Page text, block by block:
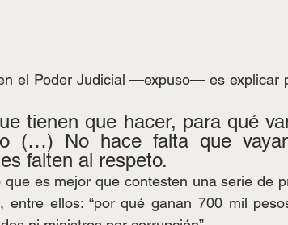
el Poder Judicial —expuso— es explicar
tienen que hacer, para qué
(…) No hace falta que
falten al respeto.
es mejor que contesten una serie de
entre ellos: “por qué ganan 700 mil